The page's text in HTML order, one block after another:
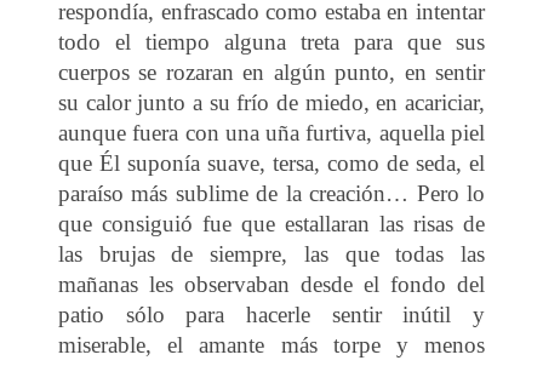
respondía, enfrascado como estaba en intentar
todo el tiempo alguna treta para que sus
cuerpos se rozaran en algún punto, en sentir
su calor junto a su frío de miedo, en acariciar,
aunque fuera con una uña furtiva, aquella piel
que Él suponía suave, tersa, como de seda, el
paraíso más sublime de la creación… Pero lo
que consiguió fue que estallaran las risas de
las brujas de siempre, las que todas las
mañanas les observaban desde el fondo del
patio sólo para hacerle sentir inútil y
miserable, el amante más torpe y menos